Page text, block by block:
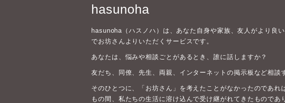
hasunoha
hasunoha（ハスノハ）は、あなた自身や家族、友人がより良
でお坊さんよりいただくサービスです。
あなたは、悩みや相談ごとがあるとき、誰に話しますか？
友だち、同僚、先生、両親、インターネットの掲示板など相談
そのひとつに、「お坊さん」を考えたことがなかったのであ
もの間、私たちの生活に溶け込んで受け継がれてきたもので